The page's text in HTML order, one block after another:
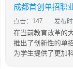
成都首创单招职
点击：147 发布
在当前教育改革的
推出了创新性的单
为学生提供了更加